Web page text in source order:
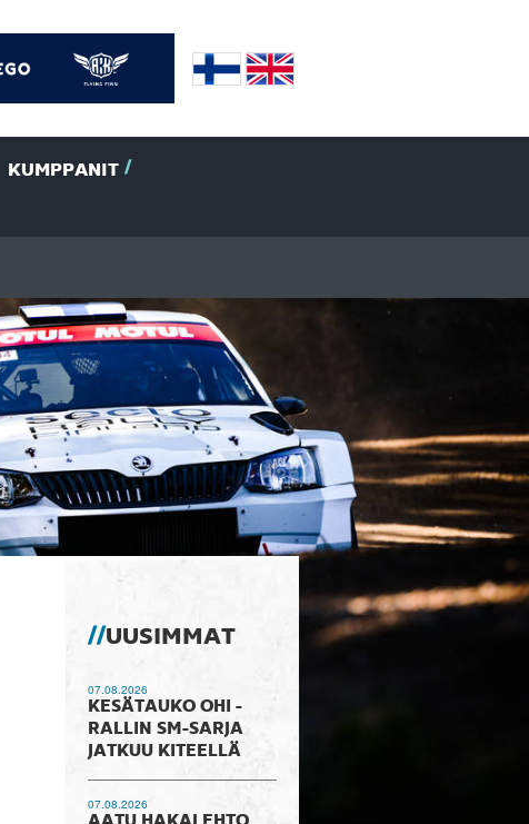
KUMPPANIT
UUSIMMAT
07.08.2026
KESÄTAUKO OHI -
RALLIN SM-SARJA
JATKUU KITEELLÄ
07.08.2026